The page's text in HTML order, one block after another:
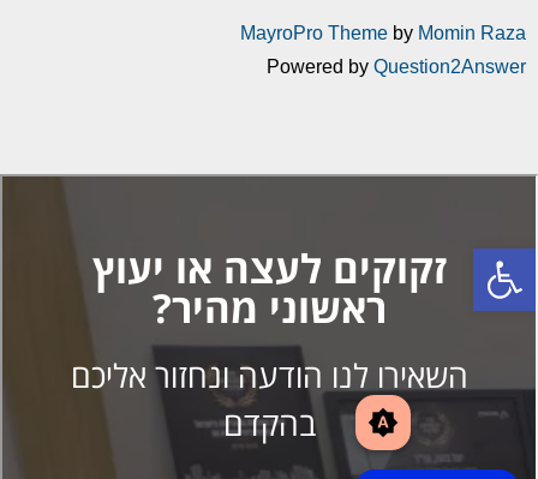
brightness_auto
MayroPro Theme by Momin Raza
Powered by Question2Answer